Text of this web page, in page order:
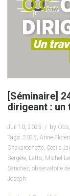
[Séminaire]
dirigeant : un
Juil 10, 2025 by
Tags: 2025 Anne-
Chavarochette Cécile
Bergère Latts Michel
Sanchez observatoire
Joseph